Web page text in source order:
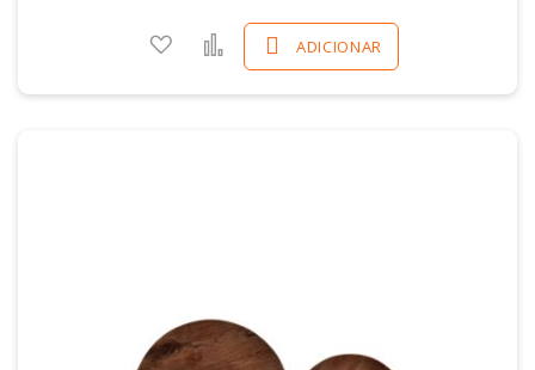
ADICIONAR
Adicionar a favoritos
Comparar